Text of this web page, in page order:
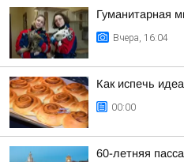
Гуманитарная
Вчера, 16:04
Как испечь
00:00
60-летняя